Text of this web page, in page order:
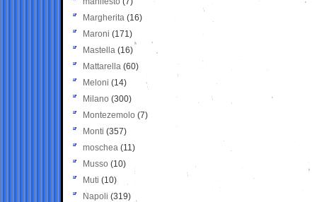
Margherita (16)
Maroni (171)
Mastella (16)
Mattarella (60)
Meloni (14)
Milano (300)
Montezemolo (7)
Monti (357)
moschea (11)
Musso (10)
Muti (10)
Napoli (319)